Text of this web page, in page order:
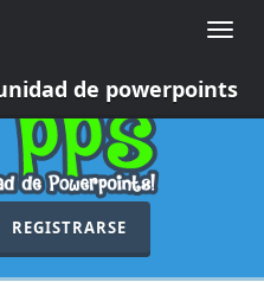
Toggle
de powerpoints
REGISTRARSE